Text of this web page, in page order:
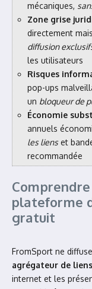
mécaniques,
Zone grise
directement
diffusion
les utilisateurs
Risques
pop-ups
un bloqueur de
Économie
annuels
les lienset
recommandée
plateforme
gratuit
FromSport ne
agrégateur de liens
internet et les